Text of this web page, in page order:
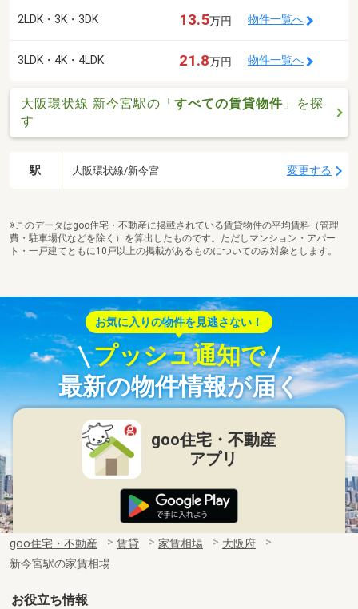
2LDK・3K・3DK 13.5万円 物件一覧へ
3LDK・4K・4LDK 21.8万円 物件一覧へ
大阪環状線 新今宮駅の「すべての賃貸物件 」を探
す
駅 大阪環状線/新今宮 変更する
※このデータはgoo住宅・不動産に掲載されている賃貸物件の平均賃料（管理
費・駐車場代などを除く）を算出したものです。ただしマンション・アパー
ト・一戸建てともに10戸以上の掲載があるものについてのみ対象とします。
お気に入りの物件を見逃さない！
プッシュ通知で
最新の物件情報が届く
goo住宅・不動産
アプリ
goo住宅・不動産 賃貸 家賃相場
大阪府
新今宮駅の家賃相場
お役立ち情報